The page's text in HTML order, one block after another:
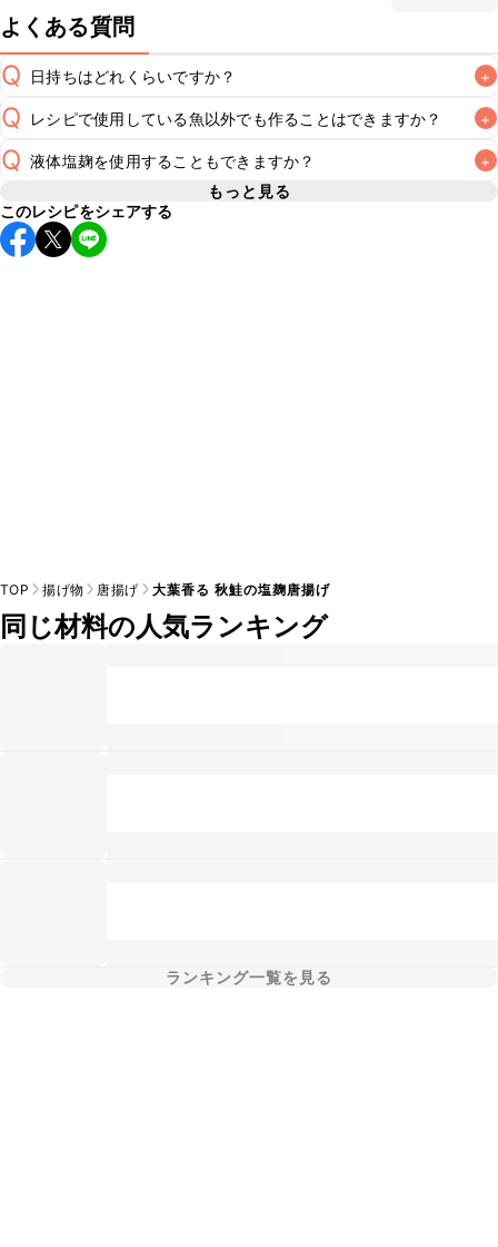
よくある質問
Q 日持ちはどれくらいですか？ +
A
保存期間は冷蔵で翌日中が目安です。なるべくお早めにお召
し上がりください。
こちらの注意事項をご確認の上、正し
Q レシピで使用している魚以外でも作ることはできますか？ +
A メカジキやブリなどお好みの魚を使用してお作りいただけま
Q 液体塩麹を使用することもできますか？ +
A 液体塩麹を使用してお作りいただけます。レシピと同量を目
もっと見る
このレシピをシェアする
TOP 揚げ物 唐揚げ 大葉香る 秋鮭の塩麹唐揚げ
同じ材料の人気ランキング
ランキング一覧を見る